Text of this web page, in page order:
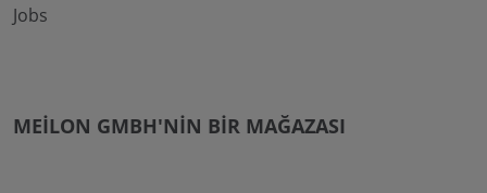
Jobs
MEILON GMBH'NIN BIR MAĞAZASI